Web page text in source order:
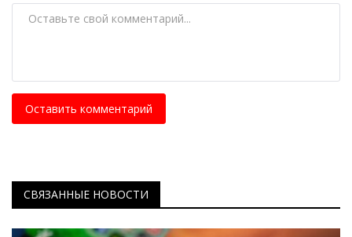
Оставить комментарий
СВЯЗАННЫЕ НОВОСТИ